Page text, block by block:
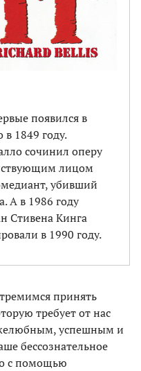
появился в
в 1849 году.
сочинил оперу
лицом
убивший
А в 1986 году
Стивена Кинга
в 1990 году.
принять
требует от нас
успешным и
бессознательное
с помощью